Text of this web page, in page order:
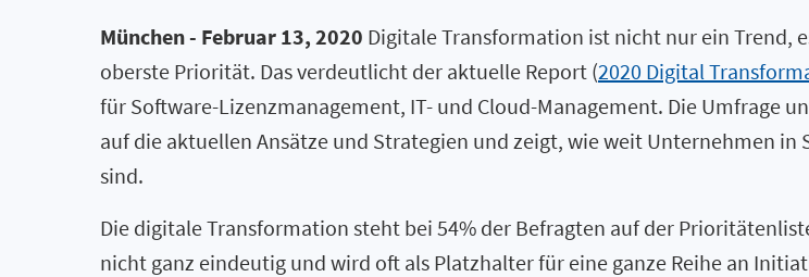
München - Februar 13, 2020 Digitale Transformation ist nicht nur ein Trend,
oberste Priorität. Das verdeutlicht der aktuelle Report (2020 Digital
für Software-Lizenzmanagement, IT- und Cloud-Management. Die Umfrage
auf die aktuellen Ansätze und Strategien und zeigt, wie weit Unternehmen in
sind.
Die digitale Transformation steht bei 54% der Befragten auf der
nicht ganz eindeutig und wird oft als Platzhalter für eine ganze Reihe an